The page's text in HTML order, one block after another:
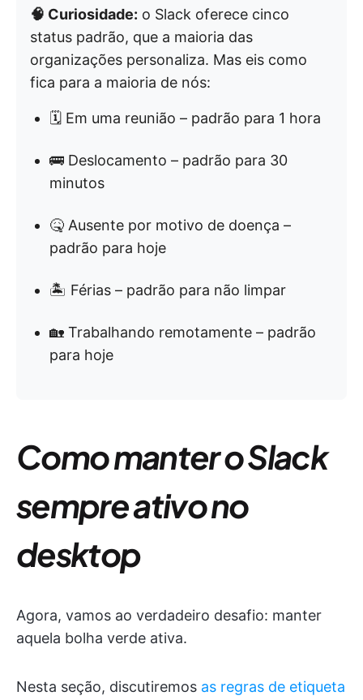
🧠 Curiosidade: o Slack oferece cinco
status padrão, que a maioria das
organizações personaliza. Mas eis como
fica para a maioria de nós:
🗓 Em uma reunião – padrão para 1 hora
🚌 Deslocamento – padrão para 30
minutos
🤒 Ausente por motivo de doença –
padrão para hoje
🏝 Férias – padrão para não limpar
🏡 Trabalhando remotamente – padrão
para hoje
Como manter o Slack
sempre ativo no
desktop
Agora, vamos ao verdadeiro desafio: manter
aquela bolha verde ativa.
Nesta seção, discutiremos as regras de etiqueta